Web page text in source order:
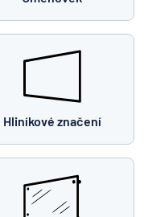
Hliníkové značení